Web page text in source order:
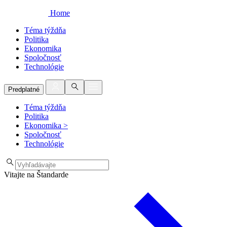
Home
Téma týždňa
Politika
Ekonomika
Spoločnosť
Technológie
Predplatné
Téma týždňa
Politika
Ekonomika >
Spoločnosť
Technológie
Vitajte na Štandarde